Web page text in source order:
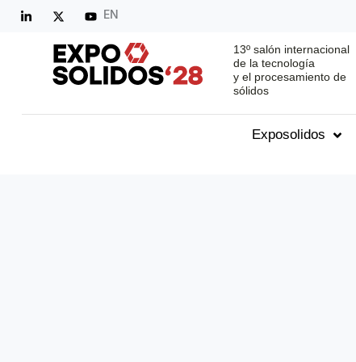
EN
13º salón internacional
de la tecnología
y el procesamiento de
sólidos
Exposolidos